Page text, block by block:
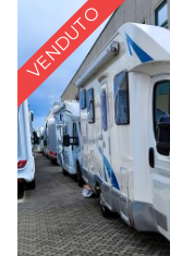
VENDUTO